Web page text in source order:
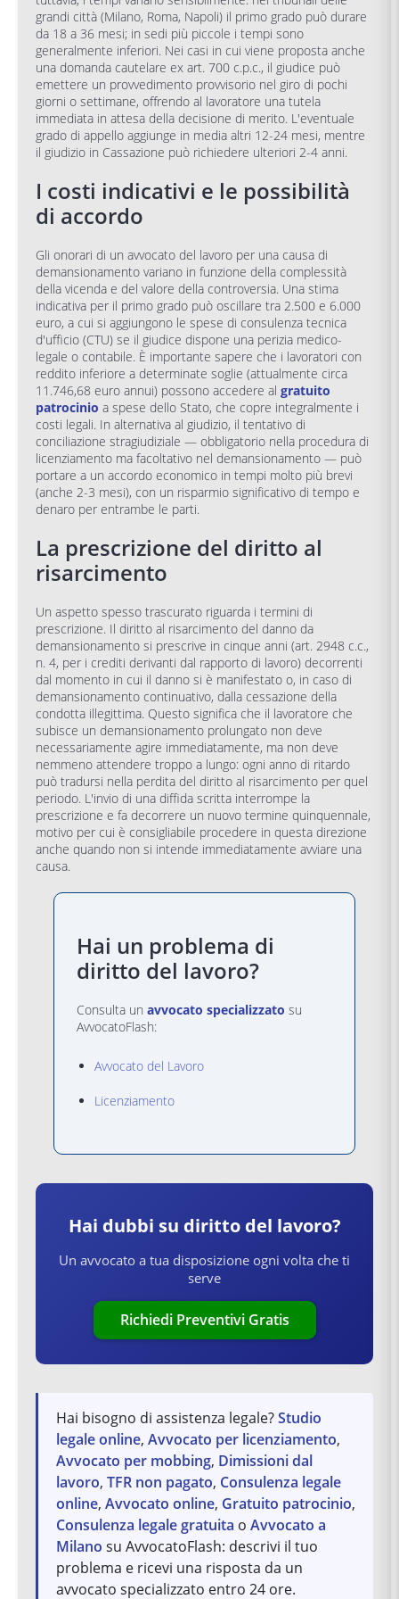
grandi città (Milano, Roma, Napoli) il primo grado può durare
da 18 a 36 mesi; in sedi più piccole i tempi sono
generalmente inferiori. Nei casi in cui viene proposta anche
una domanda cautelare ex art. 700 c.p.c., il giudice può
emettere un provvedimento provvisorio nel giro di pochi
giorni o settimane, offrendo al lavoratore una tutela
immediata in attesa della decisione di merito. L'eventuale
grado di appello aggiunge in media altri 12-24 mesi, mentre
il giudizio in Cassazione può richiedere ulteriori 2-4 anni.
I costi indicativi e le possibilità
di accordo
Gli onorari di un avvocato del lavoro per una causa di
demansionamento variano in funzione della complessità
della vicenda e del valore della controversia. Una stima
indicativa per il primo grado può oscillare tra 2.500 e 6.000
euro, a cui si aggiungono le spese di consulenza tecnica
d'ufficio (CTU) se il giudice dispone una perizia medico-
legale o contabile. È importante sapere che i lavoratori con
reddito inferiore a determinate soglie (attualmente circa
11.746,68 euro annui) possono accedere al gratuito
patrocinio a spese dello Stato, che copre integralmente i
costi legali. In alternativa al giudizio, il tentativo di
conciliazione stragiudiziale — obbligatorio nella procedura di
licenziamento ma facoltativo nel demansionamento — può
portare a un accordo economico in tempi molto più brevi
(anche 2-3 mesi), con un risparmio significativo di tempo e
denaro per entrambe le parti.
La prescrizione del diritto al
risarcimento
Un aspetto spesso trascurato riguarda i termini di
prescrizione. Il diritto al risarcimento del danno da
demansionamento si prescrive in cinque anni (art. 2948 c.c.,
n. 4, per i crediti derivanti dal rapporto di lavoro) decorrenti
dal momento in cui il danno si è manifestato o, in caso di
demansionamento continuativo, dalla cessazione della
condotta illegittima. Questo significa che il lavoratore che
subisce un demansionamento prolungato non deve
necessariamente agire immediatamente, ma non deve
nemmeno attendere troppo a lungo: ogni anno di ritardo
può tradursi nella perdita del diritto al risarcimento per quel
periodo. L'invio di una diffida scritta interrompe la
prescrizione e fa decorrere un nuovo termine quinquennale,
motivo per cui è consigliabile procedere in questa direzione
anche quando non si intende immediatamente avviare una
causa.
Hai un problema di
diritto del lavoro?
Consulta un avvocato specializzato su
AvvocatoFlash:
Avvocato del Lavoro
Licenziamento
Hai dubbi su diritto del lavoro?
Un avvocato a tua disposizione ogni volta che ti
serve
Richiedi Preventivi Gratis
Hai bisogno di assistenza legale?Studio
legale online, Avvocato per licenziamento,
Avvocato per mobbing, Dimissioni dal
lavoro, TFR non pagato, Consulenza legale
online, Avvocato online, Gratuito patrocinio,
Consulenza legale gratuita o Avvocato a
Milano su AvvocatoFlash: descrivi il tuo
problema e ricevi una risposta da un
avvocato specializzato entro 24 ore.